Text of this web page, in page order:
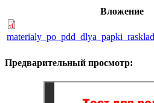
Вложение
Предварительный просмотр: